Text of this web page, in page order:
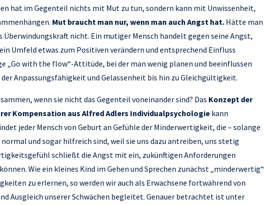
hat im Gegenteil nichts mit Mut zu tun, sondern kann mit Unwissenheit,
Mut braucht man nur, wenn man auch Angst hat. Hätte man
Überwindungskraft nicht. Ein mutiger Mensch handelt gegen seine Angst,
Umfeld etwas zum Positiven verändern und entsprechend Einfluss
„Go with the flow“-Attitüde, bei der man wenig planen und beeinflussen
Anpassungsfähigkeit und Gelassenheit bis hin zu Gleichgültigkeit.
wenn sie nicht das Gegenteil voneinander sind? Das Konzept der
Kompensation aus Alfred Adlers Individualpsychologie kann
jeder Mensch von Geburt an Gefühle der Minderwertigkeit, die – solange
und sogar hilfreich sind, weil sie uns dazu antreiben, uns stetig
schließt die Angst mit ein, zukünftigen Anforderungen
Wie ein kleines Kind im Gehen und Sprechen zunächst „minderwertig“
zu erlernen, so werden wir auch als Erwachsene fortwährend von
Ausgleich unserer Schwächen begleitet. Genauer betrachtet ist unter